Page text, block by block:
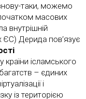
таки, можемо
масових
внутрішній
ЄС) Дерида пов’язує
у країни ісламського
– єдиних
і
із територією